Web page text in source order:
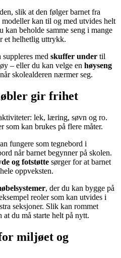
slik at den følger barnet fra
kan til og med utvides helt
kan beholde samme seng i mange
et helhetlig uttrykk.
med skuffer under til
– eller du kan velge en høyseng
skolealderen nærmer seg.
gir frihet
lek, læring, søvn og ro.
som kan brukes på flere måter.
fungere som tegnebord i
når barnet begynner på skolen.
og fotstøtte sørger for at barnet
oppveksten.
, der du kan bygge på
reoler som kan utvides i
seksjoner. Slik kan rommet
du må starte helt på nytt.
miljøet og